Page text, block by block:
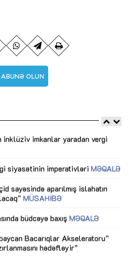
inklüziv imkanlar yaradan vergi
siyasətinin imperativləri MƏQALƏ
sayəsində aparılmış islahatın
MÜSAHİBƏ
büdcəyə baxış MƏQALƏ
Bacarıqlar Akseleratoru”
hədəfləyir”